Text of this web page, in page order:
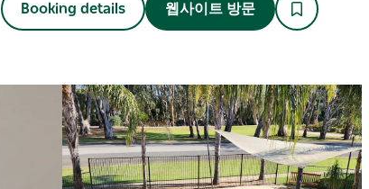
Booking details 웹사이트 방문